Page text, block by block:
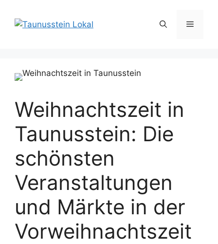
Inhalt
springen
Menü
Weihnachtszeit in
Taunusstein: Die
schönsten
Veranstaltungen
und Märkte in der
Vorweihnachtszeit